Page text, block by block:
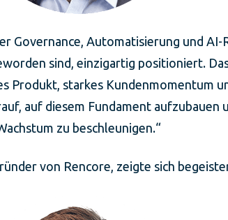
Governance, Automatisierung und AI-
sind, einzigartig positioniert.
Produkt, starkes Kundenmomentum
auf diesem Fundament aufzubauen
zu beschleunigen.“
von Rencore, zeigte sich